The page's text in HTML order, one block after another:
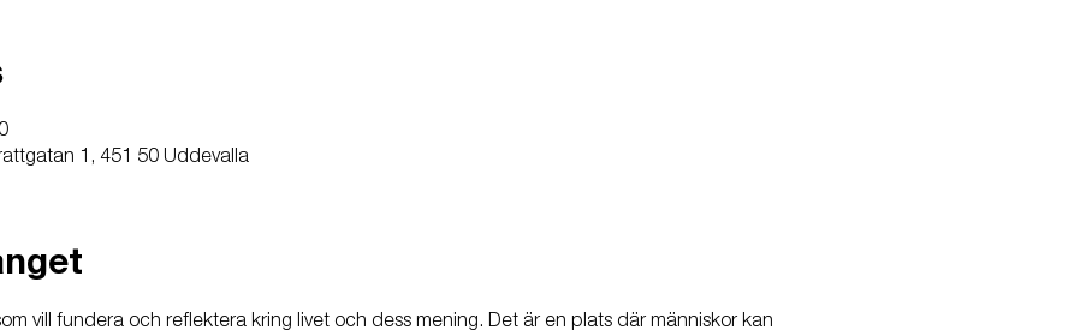
1, 451 50 Uddevalla
vill fundera och reflektera kring livet och dess mening. Det är en plats där människor kan